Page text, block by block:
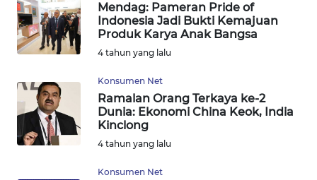
Mendag: Pameran Pride of
Indonesia Jadi Bukti Kemajuan
Produk Karya Anak Bangsa
4 tahun yang lalu
Konsumen Net
Ramalan Orang Terkaya ke-2
Dunia: Ekonomi China Keok, India
Kinclong
4 tahun yang lalu
Konsumen Net
WN
SUMUT
JAKARTA
WN
JABAR